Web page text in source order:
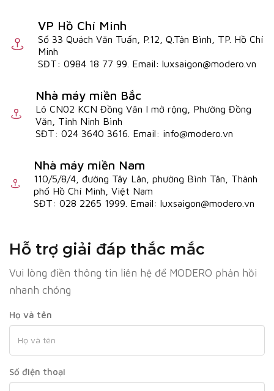
VP Hồ Chí Minh
Số 33 Quách Văn Tuấn, P.12, Q.Tân Bình, TP. Hồ Chí
Minh
SĐT: 0984 18 77 99. Email: luxsaigon@modero.vn
Nhà máy miền Bắc
Lô CN02 KCN Đồng Văn I mở rộng, Phường Đồng
Văn, Tỉnh Ninh Bình
SĐT: 024 3640 3616. Email: info@modero.vn
Nhà máy miền Nam
110/5/8/4, đường Tây Lân, phường Bình Tân, Thành
phố Hồ Chí Minh, Việt Nam
SĐT: 028 2265 1999. Email: luxsaigon@modero.vn
Hỗ trợ giải đáp thắc mắc
Vui lòng điền thông tin liên hệ để MODERO phản hồi
nhanh chóng
Họ và tên
Số điện thoại